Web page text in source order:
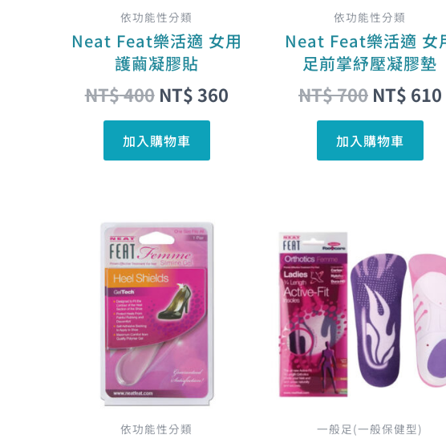
依功能性分類
Neat Feat樂活適 女用
護繭凝膠貼
NT$400 NT$ 360
加入購物車
依功能性分類
Neat Feat樂活適 女
足前掌紓壓凝膠墊
NT$700 NT$ 610
加入購物車
依功能性分類
原
始
價
格：
NT$ 400。 NT$ 360。
一般足(一般保健型)
始
價
格：
NT$ 990
品
有
多
種
款
式。
在